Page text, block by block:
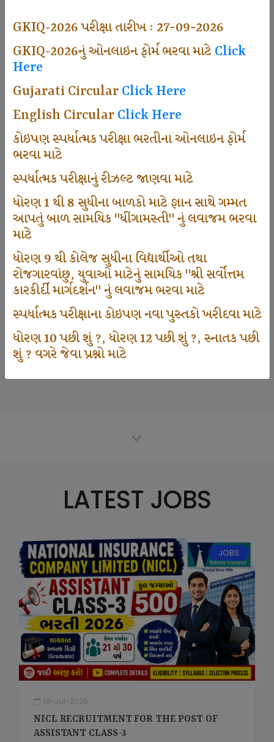
GKIQ-2026 પરીક્ષા તારીખ : 27-09-2026
GKIQ-2026નું ઓનલાઇન ફોર્મ ભરવા માટેClick
Here
Gujarati CircularClick Here
English CircularClick Here
કોઇપણ સ્પર્ધાત્મક પરીક્ષા ભરતીના ઓનલાઇન ફોર્મ
ભરવા માટે
સ્પર્ધાત્મક પરીક્ષાનું રીઝલ્ટ જાણવા માટે
ધોરણ 1 થી 8 સુધીના બાળકો માટે જ્ઞાન સાથે ગમ્મત
આપતું બાળ સામયિક "ધીંગામસ્તી" નું લવાજમ ભરવા
માટે
ધોરણ 9 થી કોલેજ સુધીના વિદ્યાર્થીઓ તથા
રોજગારવાંછુ, યુવાઓ માટેનું સામયિક "શ્રી સર્વોત્તમ
કારકીર્દી માર્ગદર્શન" નું લવાજમ ભરવા માટે
સ્પર્ધાત્મક પરીક્ષાના કોઇપણ નવા પુસ્તકો ખરીદવા માટે
ધોરણ 10 પછી શું ?, ધોરણ 12 પછી શું ?, સ્નાતક પછી
શું ? વગરે જેવા પ્રશ્નો માટે
494
665
Sarvottam Karkirdi Subscripton
1000
Participate School In GKIQ
125000
LATEST JOBS
JOBS
18-Jul-2026
NICL RECRUITMENT FOR THE POST OF
ASSISTANT CLASS-3